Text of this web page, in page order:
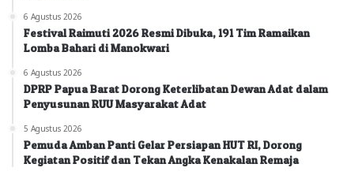
6 Agustus 2026
Festival Raimuti 2026 Resmi Dibuka, 191 Tim Ramaikan
Lomba Bahari di Manokwari
6 Agustus 2026
DPRP Papua Barat Dorong Keterlibatan Dewan Adat dalam
Penyusunan RUU Masyarakat Adat
5 Agustus 2026
Pemuda Amban Panti Gelar Persiapan HUT RI, Dorong
Kegiatan Positif dan Tekan Angka Kenakalan Remaja